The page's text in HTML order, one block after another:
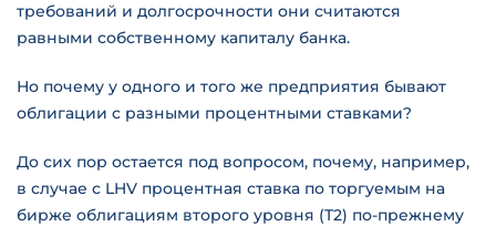
требований и долгосрочности они считаются
равными собственному капиталу банка.
Но почему у одного и того же предприятия бывают
облигации с разными процентными ставками?
До сих пор остается под вопросом, почему, например,
в случае с LHV процентная ставка по торгуемым на
бирже облигациям второго уровня (T2) по-прежнему